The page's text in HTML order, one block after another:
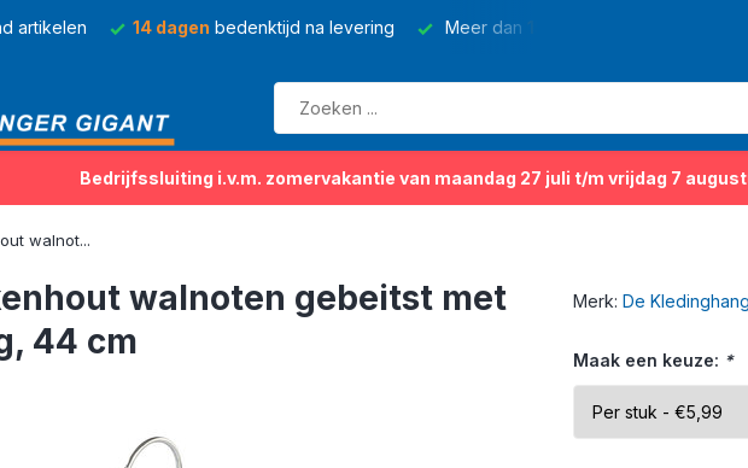
artikelen 14 dagen bedenktijd na levering Meer dan
Bedrijfssluiting i.v.m. zomervakantie van maandag 27 juli t/m vrijdag 7
walnot...
walnoten gebeitst met
44 cm
Merk: De
Maak een keuze: *